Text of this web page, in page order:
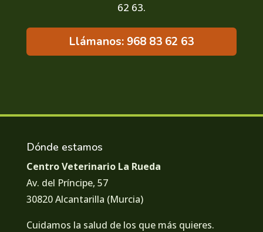
62 63.
Llámanos: 968 83 62 63
Dónde estamos
Centro Veterinario La Rueda
Av. del Príncipe, 57
30820 Alcantarilla (Murcia)
Cuidamos la salud de los que más quieres.